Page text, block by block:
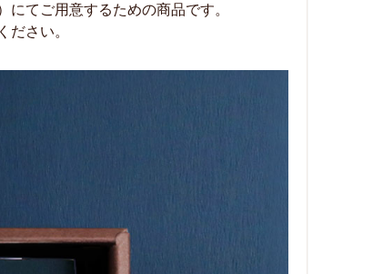
てご用意するための商品です。
ださい。